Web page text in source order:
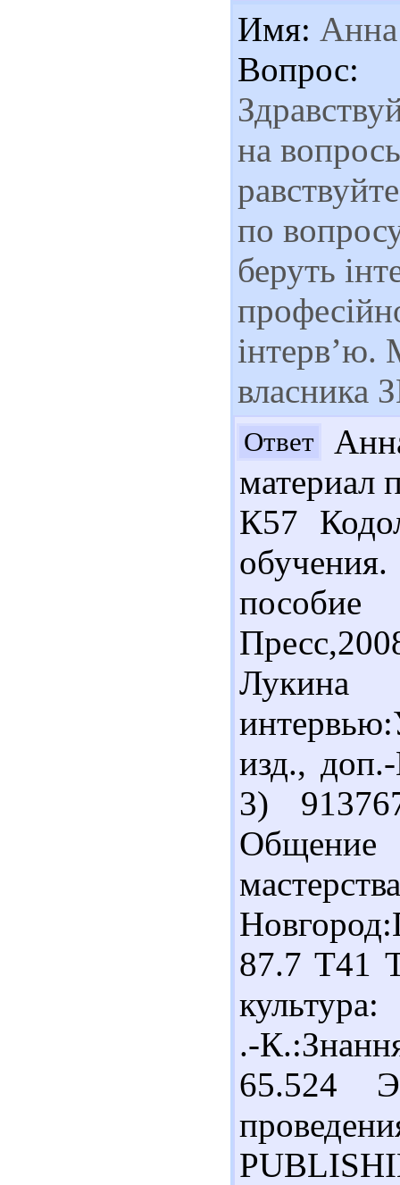
Имя: Анна
Вопрос:
на
по
беруть
інтерв’ю.
власника
Ответ
материал
К57
изд.,
3)
87.7 Т41
культура:
.-
65.524